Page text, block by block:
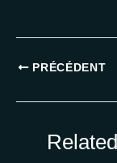
PRÉCÉDENT